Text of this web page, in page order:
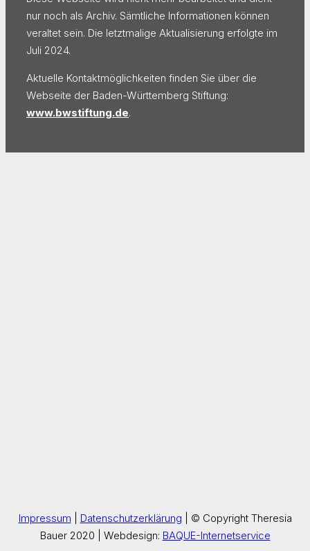
nur noch als Archiv. Sämtliche Informationen können
veraltet sein. Die letztmalige Aktualisierung erfolgte im
Juli 2024.
Aktuelle Kontaktmöglichkeiten finden Sie über die
Webseite der Baden-Württemberg Stiftung:
www.bwstiftung.de.
Impressum Datenschutzerklärung | © Copyright Theresia
Bauer 2020 | Webdesign: BAQUE-Internetservice